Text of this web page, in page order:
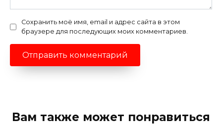
Сохранить моё имя, email и адрес сайта в этом
браузере для последующих моих комментариев.
Вам также может понравиться